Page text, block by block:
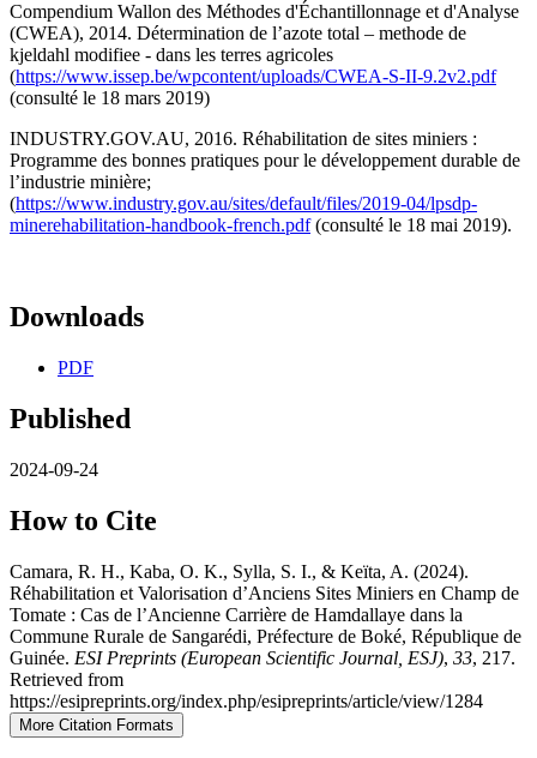
Compendium Wallon des Méthodes d'Échantillonnage et d'Analyse
(CWEA), 2014. Détermination de l’azote total – methode de
kjeldahl modifiee - dans les terres agricoles
(https://www.issep.be/wpcontent/uploads/CWEA-S-II-9.2v2.pdf
(consulté le 18 mars 2019)
INDUSTRY.GOV.AU, 2016. Réhabilitation de sites miniers :
Programme des bonnes pratiques pour le développement durable de
l’industrie minière;
(https://www.industry.gov.au/sites/default/files/2019-04/lpsdp-
minerehabilitation-handbook-french.pdf(consulté le 18 mai 2019).
Downloads
PDF
Published
2024-09-24
How to Cite
Camara, R. H., Kaba, O. K., Sylla, S. I., & Keïta, A. (2024).
Réhabilitation et Valorisation d’Anciens Sites Miniers en Champ de
Tomate : Cas de l’Ancienne Carrière de Hamdallaye dans la
Commune Rurale de Sangarédi, Préfecture de Boké, République de
Guinée. ESI Preprints (European Scientific Journal, ESJ), 33, 217.
Retrieved from
https://esipreprints.org/index.php/esipreprints/article/view/1284
More Citation Formats